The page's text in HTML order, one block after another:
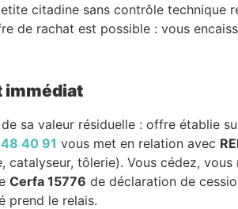
citadine sans contrôle technique
de rachat est possible : vous
immédiat
sa valeur résiduelle : offre établie
40 91 vous met en relation avec
catalyseur, tôlerie). Vous cédez, vous
Cerfa 15776 de déclaration de
prend le relais.